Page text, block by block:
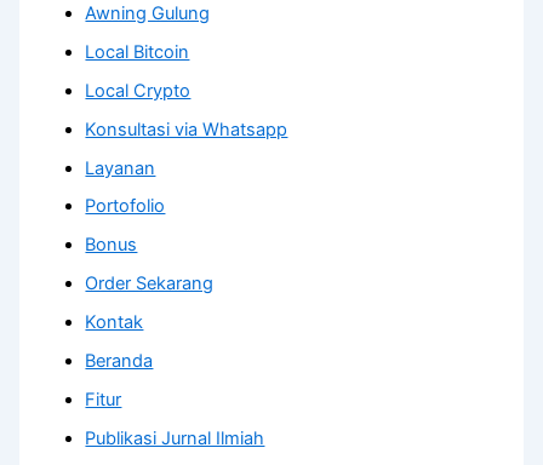
Awning Gulung
Local Bitcoin
Local Crypto
Konsultasi via Whatsapp
Layanan
Portofolio
Bonus
Order Sekarang
Kontak
Beranda
Fitur
Publikasi Jurnal Ilmiah